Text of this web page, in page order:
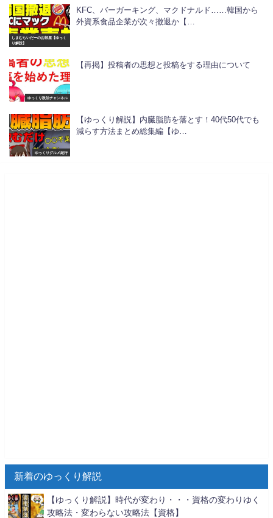
しまむらいだーのお部屋【ゆっく
り解説】
KFC、バーガーキング、マクドナルド……韓国から
外資系食品企業が次々撤退か【…
ゆっくり政治チャンネル
【再掲】投稿者の思想と投稿をする理由について
ゆっくりグルメ紀行
【ゆっくり解説】内臓脂肪を落とす！40代50代でも
減らす方法まとめ総集編【ゆ…
新着のゆっくり解説
【ゆっくり解説】時代が変わり・・・資格の変わりゆく
攻略法・変わらない攻略法【資格】